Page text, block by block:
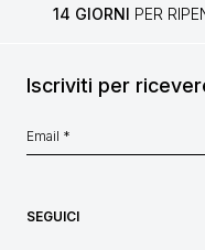
14 GIORNI PER
Iscriviti per
SEGUICI